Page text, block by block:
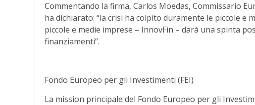
Commentando la firma, Carlos Moedas, Commissario
ha dichiarato: “la crisi ha colpito duramente le piccole e
piccole e medie imprese – InnovFin – darà una spinta
finanziamenti”.
Fondo Europeo per gli Investimenti (FEI)
La mission principale del Fondo Europeo per gli